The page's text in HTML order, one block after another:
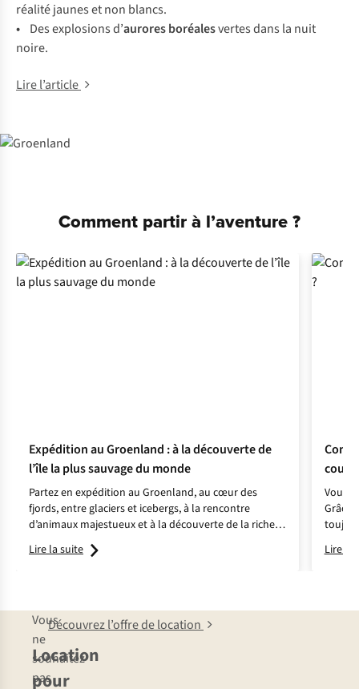
réalité jaunes et non blancs.
• Des explosions d’aurores boréalesvertes dans la nuit
noire.
Lire l’article
Comment partir à l’aventure ?
Expédition au Groenland : à la découverte de
l’île la plus sauvage du monde
Partez en expédition au Groenland, au cœur des
fjords, entre glaciers et icebergs, à la rencontre
d’animaux majestueux et à la découverte de la riche
culture inuite !
Lire la suite
Vous
Grâce
Lire la
Location
pour
Vous
ne
souhaitez
pas
Découvrez l’offre de location